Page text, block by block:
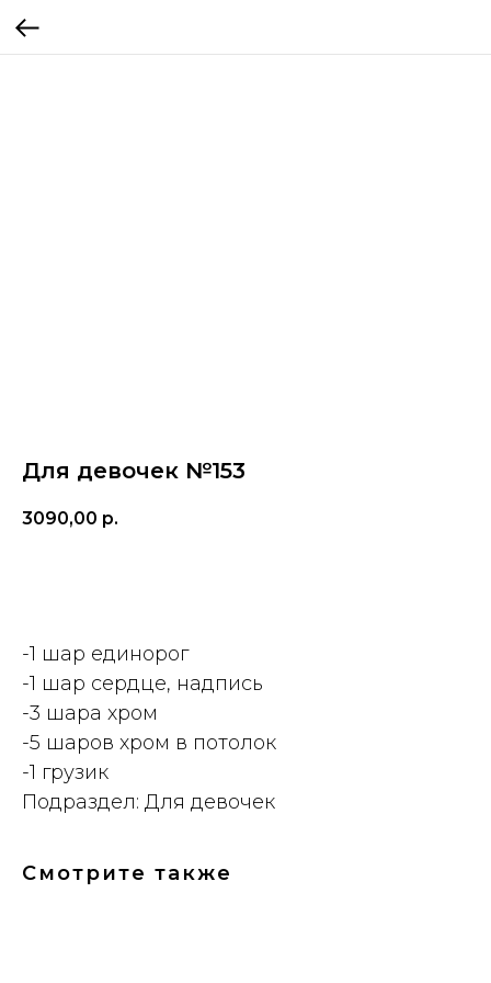
Для девочек №153
3090,00 р.
-1 шар единорог
-1 шар сердце, надпись
-3 шара хром
-5 шаров хром в потолок
-1 грузик
Подраздел: Для девочек
Смотрите также